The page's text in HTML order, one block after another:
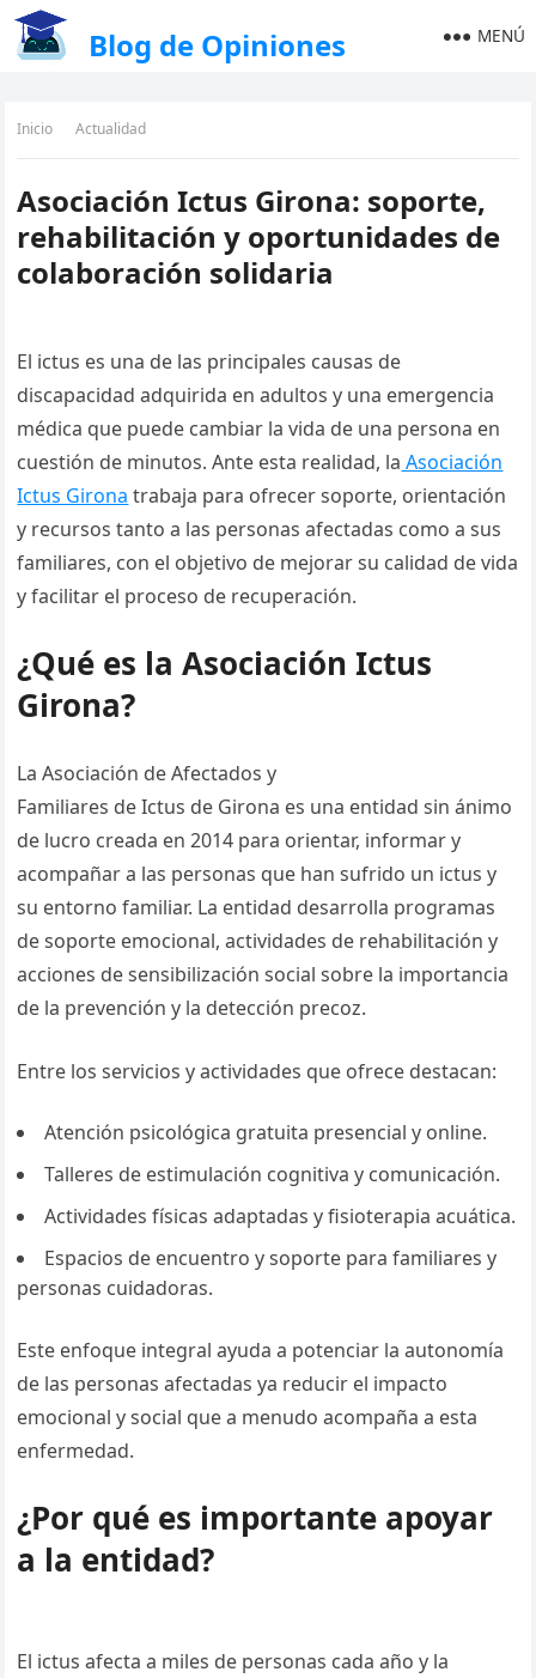
Blog de Opiniones MENÚ
Inicio Actualidad
Asociación Ictus Girona: soporte,
rehabilitación y oportunidades de
colaboración solidaria
El ictus es una de las principales causas de
discapacidad adquirida en adultos y una emergencia
médica que puede cambiar la vida de una persona en
cuestión de minutos. Ante esta realidad, la Asociación
Ictus Girona trabaja para ofrecer soporte, orientación
y recursos tanto a las personas afectadas como a sus
familiares, con el objetivo de mejorar su calidad de vida
y facilitar el proceso de recuperación.
¿Qué es la Asociación Ictus
Girona?
La Asociación de Afectados y
Familiares de Ictus de Girona es una entidad sin ánimo
de lucro creada en 2014 para orientar, informar y
acompañar a las personas que han sufrido un ictus y
su entorno familiar. La entidad desarrolla programas
de soporte emocional, actividades de rehabilitación y
acciones de sensibilización social sobre la importancia
de la prevención y la detección precoz.
Entre los servicios y actividades que ofrece destacan:
Atención psicológica gratuita presencial y online.
Talleres de estimulación cognitiva y comunicación.
Actividades físicas adaptadas y fisioterapia acuática.
Espacios de encuentro y soporte para familiares y
personas cuidadoras.
Este enfoque integral ayuda a potenciar la autonomía
de las personas afectadas ya reducir el impacto
emocional y social que a menudo acompaña a esta
enfermedad.
¿Por qué es importante apoyar
a la entidad?
El ictus afecta a miles de personas cada año y la